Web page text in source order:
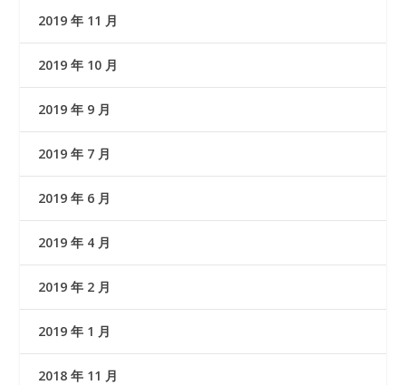
2019 年 11 月
2019 年 10 月
2019 年 9 月
2019 年 7 月
2019 年 6 月
2019 年 4 月
2019 年 2 月
2019 年 1 月
2018 年 11 月